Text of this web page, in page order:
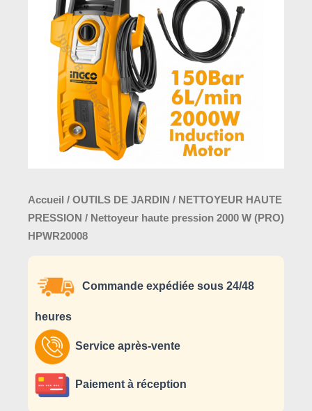
Accueil / OUTILS DE JARDIN / NETTOYEUR HAUTE
PRESSION / Nettoyeur haute pression 2000 W (PRO)
HPWR20008
Commande expédiée sous 24/48
heures
Service après-vente
Paiement à réception